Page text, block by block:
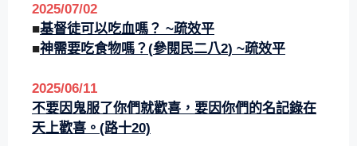
2025/07/02
■基督徒可以吃血嗎？ ~疏效平
■神需要吃食物嗎？(參閱民二八2) ~疏效平
2025/06/11
不要因鬼服了你們就歡喜，要因你們的名記錄在
天上歡喜。(路十20)